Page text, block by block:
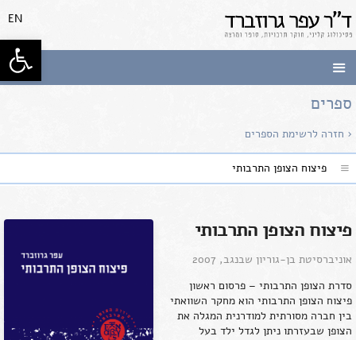
פתח
לתוכן
ד"ר עפר גרוזברד
קליני, חוקר תרבויות, סופר
EN
ספרים
‹ חזרה לרשימת הספרים
פיצוח הצופן התרבותי
פיצוח הצופן התרבותי
אוניברסיטת בן-גוריון שבנגב, 2007
סדרת הצופן התרבותי – פרסום ראשון
פיצוח הצופן התרבותי הוא מחקר השוואתי
בין חברה מסורתית למודרנית המגלה את
הצופן שבעזרתו ניתן לגדל ילד בעל